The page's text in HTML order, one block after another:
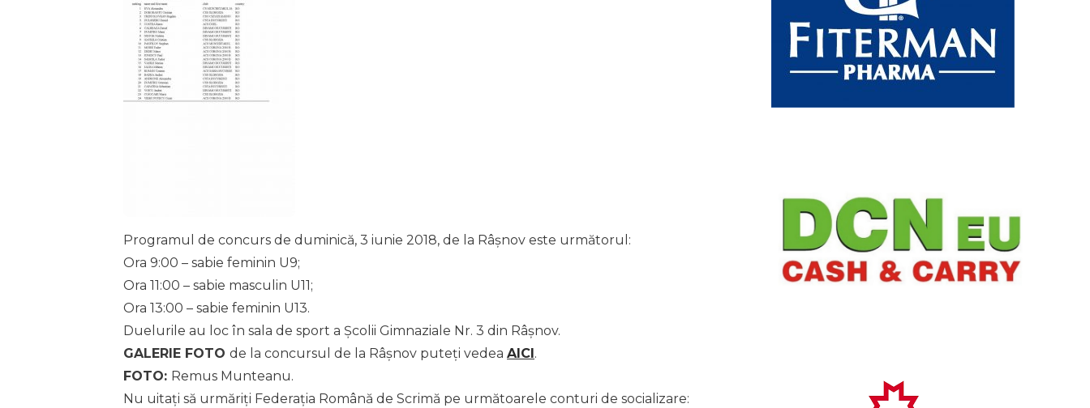
Programul de concurs de duminică, 3 iunie 2018, de la Râșnov este următorul:
Ora 9:00 – sabie feminin U9;
Ora 11:00 – sabie masculin U11;
Ora 13:00 – sabie feminin U13.
Duelurile au loc în sala de sport a Școlii Gimnaziale Nr. 3 din Râșnov.
GALERIE FOTO de la concursul de la Râșnov puteți vedea AICI .
FOTO: Remus Munteanu.
Nu uitați să urmăriți Federația Română de Scrimă pe următoarele conturi de socializare: